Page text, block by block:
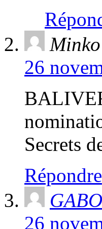
Minko
26
Secrets
Répondre
26